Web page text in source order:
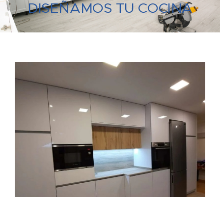
DISEÑAMOS TU COCINA